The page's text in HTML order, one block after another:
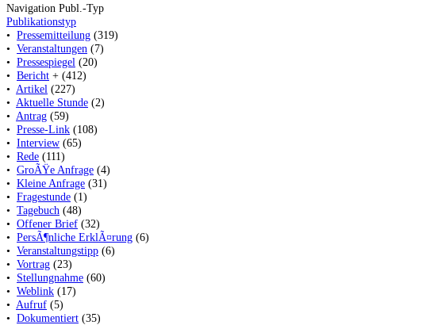
Navigation Publ.-Typ
Publikationstyp
• Pressemitteilung (319)
• Veranstaltungen (7)
• Pressespiegel (20)
• Bericht + (412)
• Artikel (227)
• Aktuelle Stunde (2)
• Antrag (59)
• Presse-Link (108)
• Interview (65)
• Rede (111)
• GroÃŸe Anfrage (4)
• Kleine Anfrage (31)
• Fragestunde (1)
• Tagebuch (48)
• Offener Brief (32)
• PersÃ¶nliche ErklÃ¤rung (6)
• Veranstaltungstipp (6)
• Vortrag (23)
• Stellungnahme (60)
• Weblink (17)
• Aufruf (5)
• Dokumentiert (35)